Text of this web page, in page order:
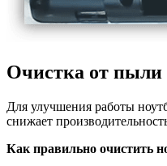
Очистка от пыли
Для улучшения работы
снижает
Как правильно очистить